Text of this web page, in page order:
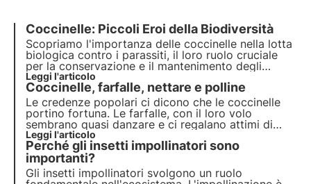
Coccinelle: Piccoli Eroi della Biodiversità
Scopriamo l'importanza delle coccinelle nella lotta
biologica contro i parassiti, il loro ruolo cruciale
per la conservazione e il mantenimento degli
ecosistemi naturali, e come queste piccole ma
voraci creature influenzano positivamente la
biodiversità e il benessere delle piante.
Leggi l'articolo
Coccinelle, farfalle, nettare e polline
Le credenze popolari ci dicono che le coccinelle
portino fortuna. Le farfalle, con il loro volo
sembrano quasi danzare e ci regalano attimi di
spensieratezza. Abbiamo la fortuna di condividere
con questi piccoli esseri alcuni spazi delle nostre
metropoli, come normali concittadini.
Leggi l'articolo
Perché gli insetti impollinatori sono
importanti?
Gli insetti impollinatori svolgono un ruolo